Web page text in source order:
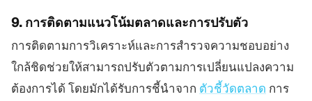
9. การติดตามแนวโน้มตลาดและการปรับตัว
การติดตามการวิเคราะห์และการสำรวจความชอบอย่าง
ใกล้ชิดช่วยให้สามารถปรับตัวตามการเปลี่ยนแปลงความ
ต้องการได้ โดยมักได้รับการชี้นำจาก ตัวชี้วัดตลาด การ